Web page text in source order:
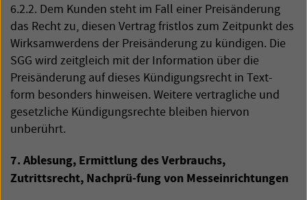
6.2.2. Dem Kunden steht im Fall einer Preisänderung
das Recht zu, diesen Vertrag fristlos zum Zeitpunkt des
Wirksamwerdens der Preisänderung zu kündigen. Die
SGG wird zeitgleich mit der Information über die
Preisänderung auf dieses Kündigungsrecht in Text-
form besonders hinweisen. Weitere vertragliche und
gesetzliche Kündigungsrechte bleiben hiervon
unberührt.
7. Ablesung, Ermittlung des Verbrauchs,
Zutrittsrecht, Nachprü-fung von Messeinrichtungen